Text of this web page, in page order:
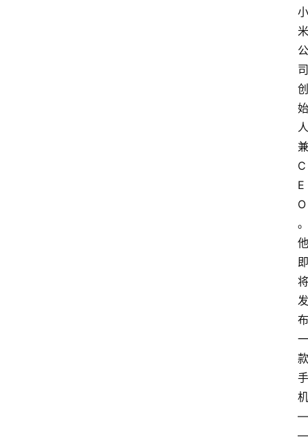
小
米
公
司
创
始
人
兼
C
E
O
。
他
即
将
发
布
一
款
手
机
—
—